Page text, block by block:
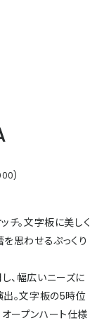
チ。文字板に美しく
思わせるぷっくり
、幅広いニーズに
出。文字板の5時位
ープンハート仕様